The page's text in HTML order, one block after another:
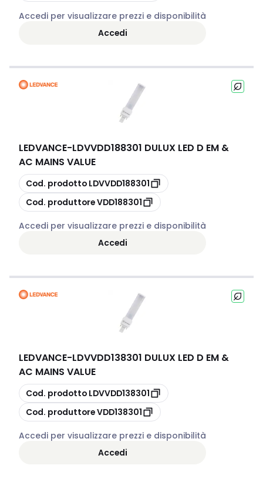
Accedi per visualizzare prezzi e disponibilità
Accedi
LEDVANCE-LDVVDD188301 DULUX LED D EM &
AC MAINS VALUE
copia
Cod. prodotto LDVVDD188301
copia
Cod. produttoreVDD188301
Accedi per visualizzare prezzi e disponibilità
Accedi
LEDVANCE-LDVVDD138301 DULUX LED D EM &
AC MAINS VALUE
copia
Cod. prodotto LDVVDD138301
copia
Cod. produttoreVDD138301
Accedi per visualizzare prezzi e disponibilità
Accedi